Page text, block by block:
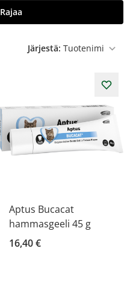
Rajaa
Järjestä:
Aptus Bucacat
hammasgeeli 45 g
16,40 €